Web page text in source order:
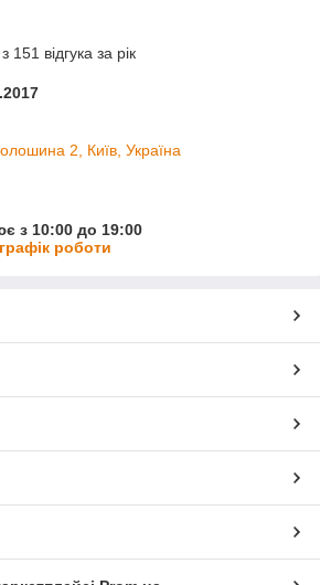
151 відгука за рік
2, Київ, Україна
з 10:00 до 19:00
роботи